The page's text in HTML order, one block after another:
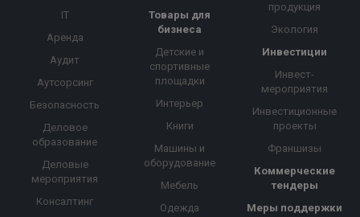
IT
Аренда
Аудит
Аутсорсинг
Безопасность
Деловое
образование
Деловые
мероприятия
Консалтинг
Товары для
бизнеса
Детские и
спортивные
площадки
Интерьер
Книги
Машины и
оборудование
Мебель
Одежда
продукция
Экология
Инвестиции
Инвест-
мероприятия
Инвестиционные
проекты
Франшизы
Коммерческие
тендеры
Меры поддержки